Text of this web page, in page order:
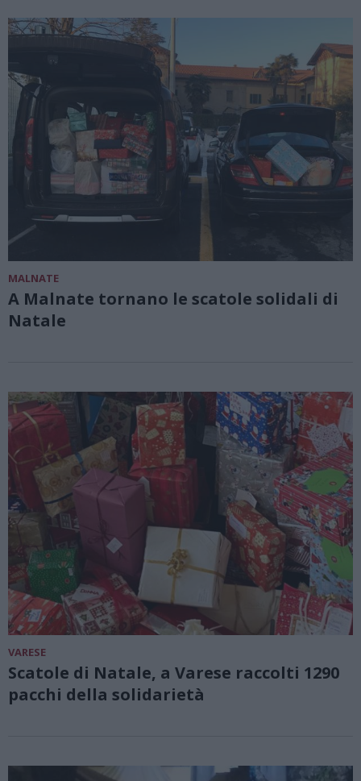
MALNATE
A Malnate tornano le scatole solidali di
Natale
VARESE
Scatole di Natale, a Varese raccolti 1290
pacchi della solidarietà